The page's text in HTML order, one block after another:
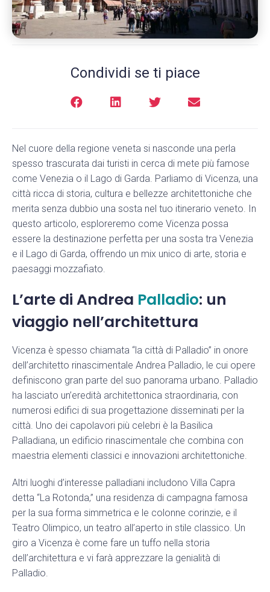
Condividi se ti piace
Nel cuore della regione veneta si nasconde una perla
spesso trascurata dai turisti in cerca di mete più famose
come Venezia o il Lago di Garda. Parliamo di Vicenza, una
città ricca di storia, cultura e bellezze architettoniche che
merita senza dubbio una sosta nel tuo itinerario veneto. In
questo articolo, esploreremo come Vicenza possa
essere la destinazione perfetta per una sosta tra Venezia
e il Lago di Garda, offrendo un mix unico di arte, storia e
paesaggi mozzafiato.
L’arte di Andrea Palladio: un
viaggio nell’architettura
Vicenza è spesso chiamata “la città di Palladio” in onore
dell’architetto rinascimentale Andrea Palladio, le cui opere
definiscono gran parte del suo panorama urbano. Palladio
ha lasciato un’eredità architettonica straordinaria, con
numerosi edifici di sua progettazione disseminati per la
città. Uno dei capolavori più celebri è la Basilica
Palladiana, un edificio rinascimentale che combina con
maestria elementi classici e innovazioni architettoniche.
Altri luoghi d’interesse palladiani includono Villa Capra
detta “La Rotonda,” una residenza di campagna famosa
per la sua forma simmetrica e le colonne corinzie, e il
Teatro Olimpico, un teatro all’aperto in stile classico. Un
giro a Vicenza è come fare un tuffo nella storia
dell’architettura e vi farà apprezzare la genialità di
Palladio.